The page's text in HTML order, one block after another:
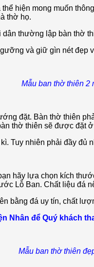
hiện mong muốn
thờ họ.
thường lập bàn thờ
và giữ gìn nét đẹp
Mẫu ban thờ thiên 2
đặt. Bàn thờ thiên
thờ thiên sẽ được đặt
Tuy nhiên phải đầy
hãy lựa chọn kích
Lỗ Ban. Chất liệu
bằng đá uy tín, chất
Nhân để Quý khách
Mẫu ban thờ thiên